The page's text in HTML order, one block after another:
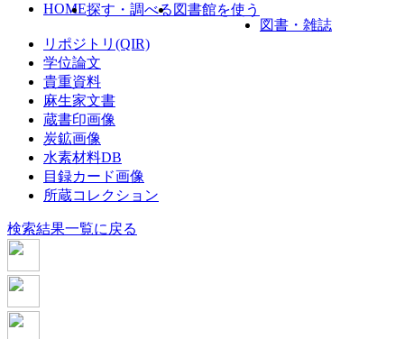
HOME探す・調べる 図書館を使う
図書・雑誌
リポジトリ(QIR)
学位論文
貴重資料
麻生家文書
蔵書印画像
炭鉱画像
水素材料DB
目録カード画像
所蔵コレクション
検索結果一覧に戻る